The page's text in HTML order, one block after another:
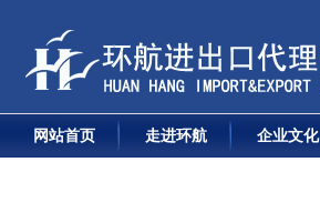
网站首页 走进环航 企业文化